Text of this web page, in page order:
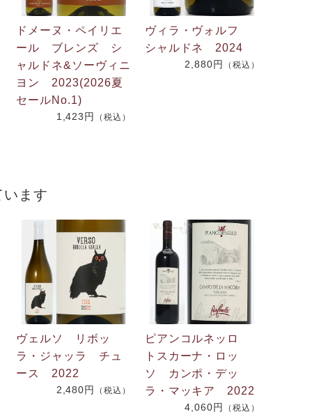
ドメーヌ・ペイリエ
ール ブレンズ シ
ャルドネ&ソーヴィニ
ヨン 2023(2026夏
セールNo.1)
1,423円 （税込）
ヴィラ・ヴォルフ
シャルドネ 2024
2,880円 （税込）
ます
ヴェルソ リボッ
ラ・ジャッラ チュ
ース 2022
2,480円 （税込）
ピアンコルネッロ
トスカーナ・ロッ
ソ カンポ・デッ
ラ・マッキア 2022
4,060円 （税込）